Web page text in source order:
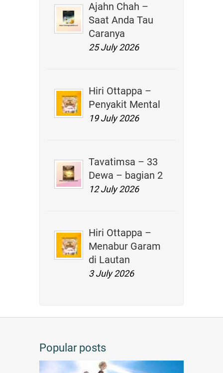
Ajahn Chah –
Saat Anda Tau
Caranya
25 July 2026
Hiri Ottappa –
Penyakit Mental
19 July 2026
Tavatimsa – 33
Dewa – bagian 2
12 July 2026
Hiri Ottappa –
Menabur Garam
di Lautan
3 July 2026
Popular posts